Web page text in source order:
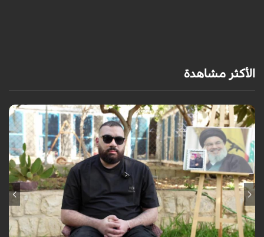
الأكثر مشاهدة
برنامج "بالعين المجردة" هو توثيق إنسانيٌّ شجاعٌ للحياة تحت وطأة الحرب،
حيث نستمع فيه إلى شهاداتٍ حيّةٍ لأشخاص عايشوا التفجيرات والدمار، فنرى
بعيونهم ت...